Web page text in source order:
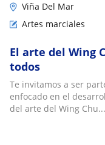
Viña Del Mar
Artes marciales
El arte del Wing
todos
Te invitamos a ser
enfocado en el
del arte del Wing Chu...